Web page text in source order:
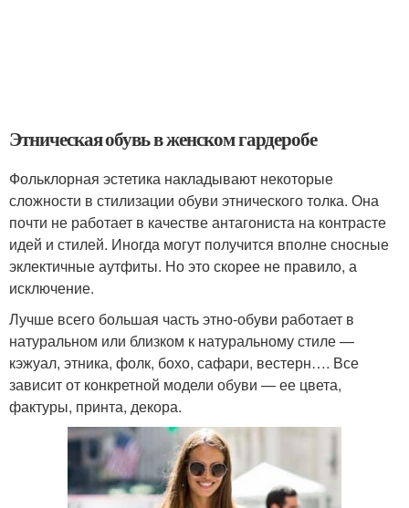
Этническая обувь в женском гардеробе
Фольклорная эстетика накладывают некоторые
сложности в стилизации обуви этнического толка. Она
почти не работает в качестве антагониста на контрасте
идей и стилей. Иногда могут получится вполне сносные
эклектичные аутфиты. Но это скорее не правило, а
исключение.
Лучше всего большая часть этно-обуви работает в
натуральном или близком к натуральному стиле —
кэжуал, этника, фолк, бохо, сафари, вестерн…. Все
зависит от конкретной модели обуви — ее цвета,
фактуры, принта, декора.